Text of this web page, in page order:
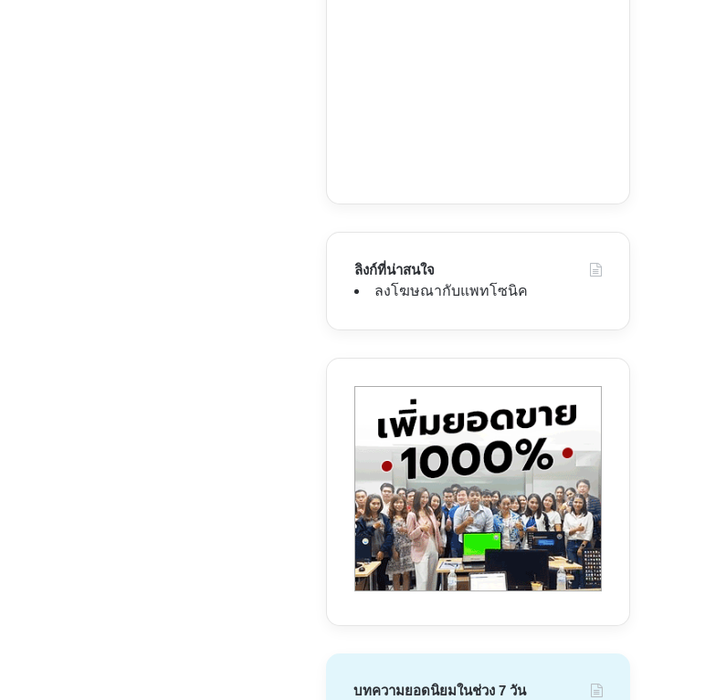
ลิงก์ที่น่าสนใจ
ลงโฆษณากับแพทโซนิค
บทความยอดนิยมในช่วง 7 วัน